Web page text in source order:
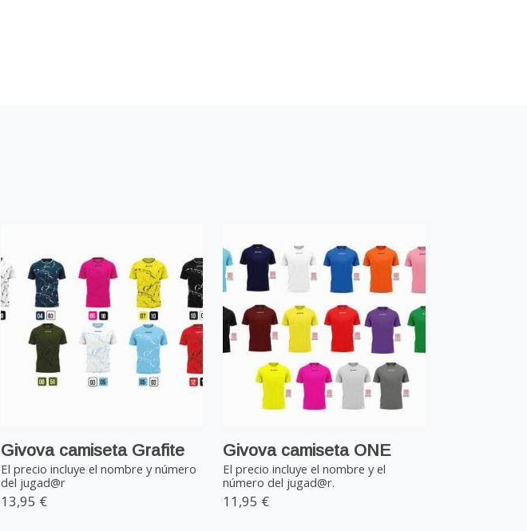
Givova camiseta Grafite
El precio incluye el nombre y número
del jugad@r
13,95 €
Givova camiseta ONE
El precio incluye el nombre y el
número del jugad@r.
11,95 €